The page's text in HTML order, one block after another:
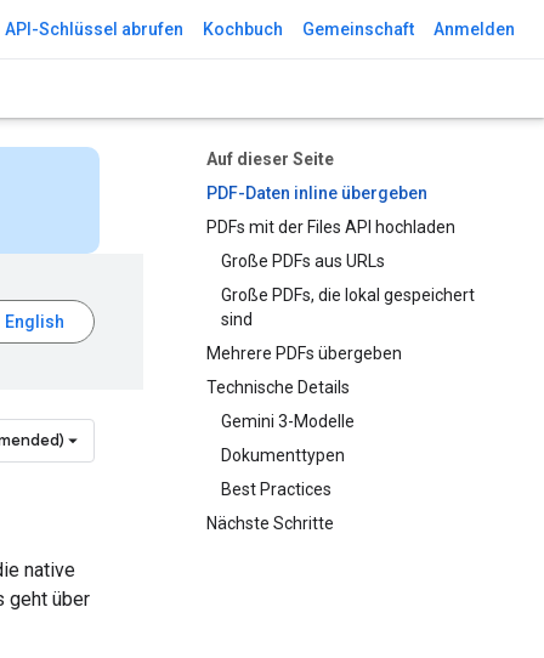
API-Schlüssel abrufen Kochbuch Gemeinschaft Anmelden
Auf dieser Seite
PDF-Daten inline übergeben
PDFs mit der Files API hochladen
Große PDFs aus URLs
Große PDFs, die lokal gespeichert
sind
Mehrere PDFs übergeben
Technische Details
Gemini 3-Modelle
Dokumenttypen
Best Practices
Nächste Schritte
native
geht über